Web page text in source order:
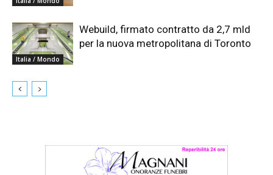
Italia / Mondo
Webuild, firmato contratto da 2,7 mld
per la nuova metropolitana di Toronto